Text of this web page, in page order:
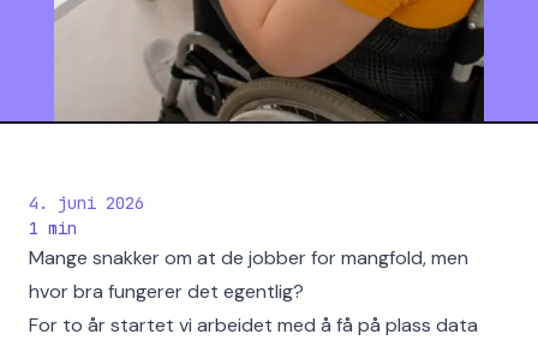
4. juni 2026
1 min
Mange snakker om at de jobber for mangfold, men
hvor bra fungerer det egentlig?
For to år startet vi arbeidet med å få på plass data